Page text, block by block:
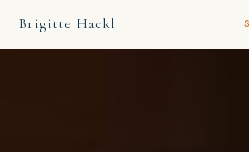
Brigitte Hackl